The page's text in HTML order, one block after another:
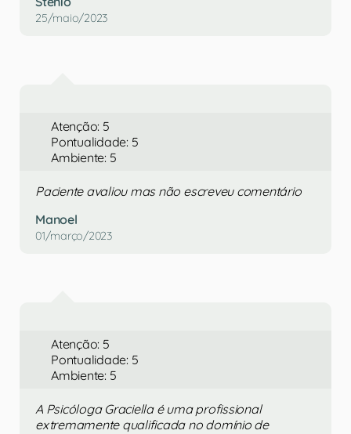
25/maio/2023
Atenção: 5
Pontualidade: 5
Ambiente: 5
Paciente avaliou mas não escreveu comentário
Manoel
01/março/2023
Atenção: 5
Pontualidade: 5
Ambiente: 5
A Psicóloga Graciella é uma profissional
extremamente qualificada no domínio de